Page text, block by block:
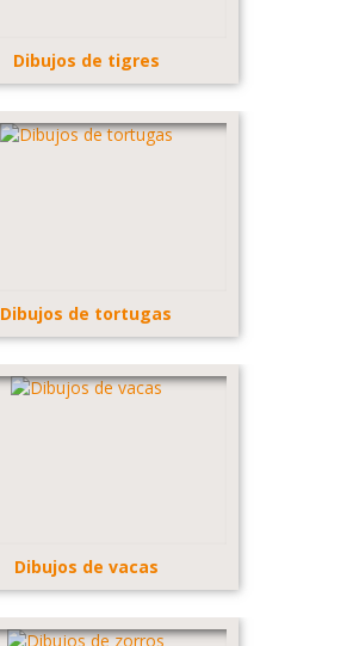
Dibujos de tigres
Dibujos de tortugas
Dibujos de vacas